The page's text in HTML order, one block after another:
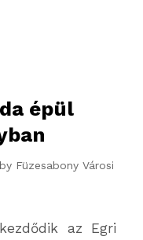
épül
by Füzesabony Városi
az Egri